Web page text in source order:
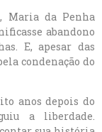
Maria da Penha
abandono
E, apesar das
condenação do
anos depois do
a liberdade.